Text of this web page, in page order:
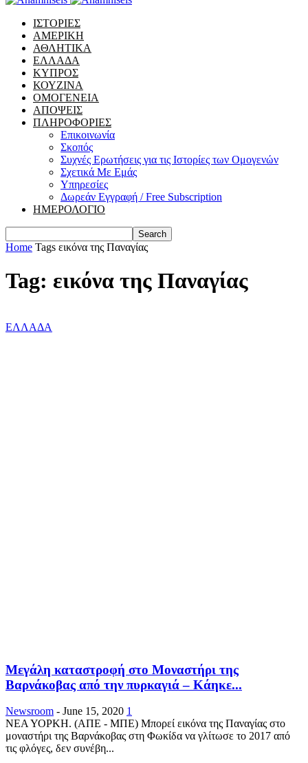
ΙΣΤΟΡΙΕΣ
ΑΜΕΡΙΚΗ
ΑΘΛΗΤΙΚΑ
ΕΛΛΑΔΑ
ΚΥΠΡΟΣ
ΚΟΥΖΙΝΑ
ΟΜΟΓΕΝΕΙΑ
ΑΠΟΨΕΙΣ
ΠΛΗΡΟΦΟΡΙΕΣ
Επικοινωνία
Σκοπός
Συχνές Ερωτήσεις για τις Ιστορίες των Ομογενών
Σχετικά Με Εμάς
Υπηρεσίες
Δωρεάν Εγγραφή / Free Subscription
ΗΜΕΡΟΛΟΓΙΟ
Home Tags εικόνα της Παναγίας
Tag: εικόνα της Παναγίας
ΕΛΛΑΔΑ
Μεγάλη καταστροφή στο Μοναστήρι της
Βαρνάκοβας από την πυρκαγιά – Κάηκε...
Newsroom - June 15, 2020 1
ΝΕΑ ΥΟΡΚΗ. (ΑΠΕ - ΜΠΕ) Μπορεί εικόνα της Παναγίας στο
μοναστήρι της Βαρνάκοβας στη Φωκίδα να γλίτωσε το 2017 από
τις φλόγες, δεν συνέβη...